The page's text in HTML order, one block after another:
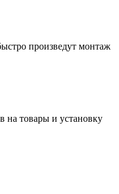
произведут монтаж
на товары и установку